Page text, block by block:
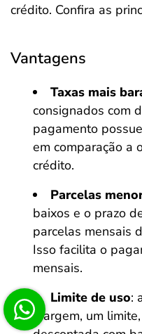
crédito. Confira as
Vantagens
Taxas mais
consignados com
pagamento
em comparação a
crédito.
Parcelas
baixos e o prazo
parcelas mensais
Isso facilita o
mensais.
Limite de uso:
margem, um